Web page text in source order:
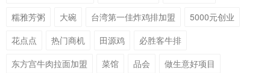
糯雅芳粥
大碗 台湾第一佳炸鸡排加盟
5000元创业
花点点
热门商机 田源鸡
必胜客牛排
东方宫牛肉拉面加盟
菜馆 品会
做生意好项目